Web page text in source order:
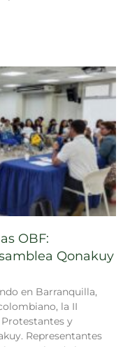
OBF:
Qonakuy
en Barranquilla,
la II
Protestantes y
Representantes